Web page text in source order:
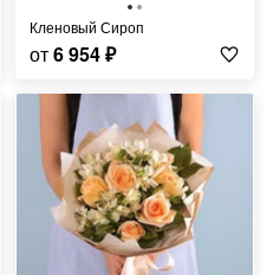
Кленовый Сироп
от6 954₽